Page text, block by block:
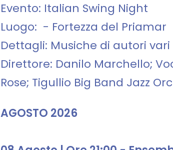
Evento: Italian Swing Night
Luogo: - Fortezza del Priamar
Dettagli: Musiche di autori
Direttore: Danilo Marchello;
Rose; Tigullio Big Band Jazz
AGOSTO 2026